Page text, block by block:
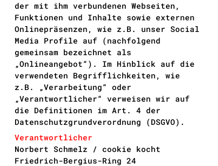
der mit ihm verbundenen Webseiten,
Funktionen und Inhalte sowie externen
Onlinepräsenzen, wie z.B. unser Social
Media Profile auf (nachfolgend
gemeinsam bezeichnet als
„Onlineangebot“). Im Hinblick auf die
verwendeten Begrifflichkeiten, wie
z.B. „Verarbeitung“ oder
„Verantwortlicher“ verweisen wir auf
die Definitionen im Art. 4 der
Datenschutzgrundverordnung (DSGVO).
Verantwortlicher
Norbert Schmelz / cookie kocht
Friedrich-Bergius-Ring 24